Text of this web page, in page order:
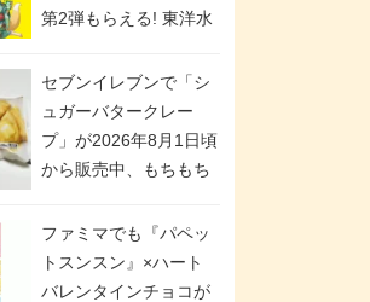
象商品
第2弾もらえる! 東洋水
ペーンが2026年5月26
日スタート。浴衣＆た
ぬき・キツネ姿のスレ
ッタ / ミオリネ / グエ
号・5号) / シャディク
ドになって登場!
セブンイレブンで「シ
ュガーバタークレー
プ」が2026年8月1日頃
から販売中、もちもち
シュガー＆バターをレ
ンジアップで手軽に楽
しめる冷凍食品。2個入
ファミマでも『パペッ
トスンスン』×ハート
バレンタインチョコが